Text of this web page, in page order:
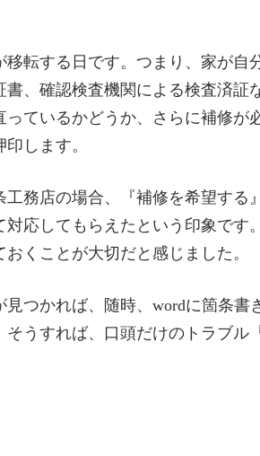
転する日です。つまり、家が自
書、確認検査機関による検査済証
ているかどうか、さらに補修が
します。
務店の場合、『補修を希望する
応してもらえたという印象です
くことが大切だと感じました。
つかれば、随時、wordに箇条書
うすれば、口頭だけのトラブル